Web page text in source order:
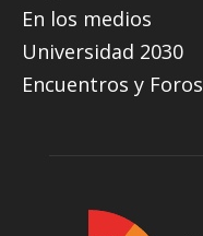
En los medios
Universidad 2030
Encuentros y Foros